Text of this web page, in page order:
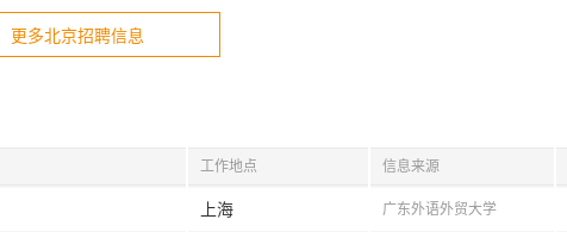
更多北京招聘信息
工作地点 信息来源
上海 广东外语外贸大学